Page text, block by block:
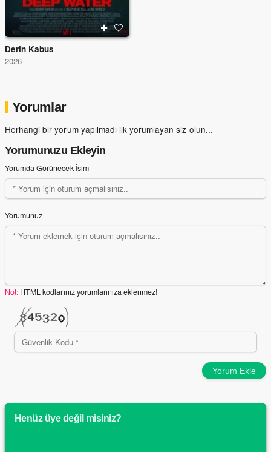
Derin Kabus
2026
Yorumlar
Herhangi bir yorum yapılmadı ilk yorumlayan siz olun...
Yorumunuzu Ekleyin
Yorumda Görünecek İsim
Yorumunuz
Not: HTML kodlarınız yorumlarınıza eklenmez!
Yorum Ekle
Henüz üye değil misiniz?